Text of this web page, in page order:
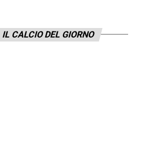
IL CALCIO DEL GIORNO